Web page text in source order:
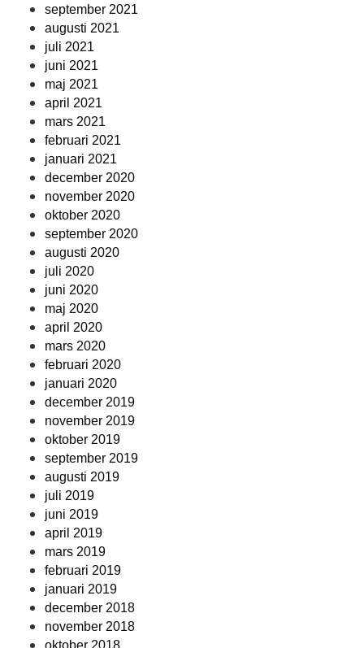
september 2021
augusti 2021
juli 2021
juni 2021
maj 2021
april 2021
mars 2021
februari 2021
januari 2021
december 2020
november 2020
oktober 2020
september 2020
augusti 2020
juli 2020
juni 2020
maj 2020
april 2020
mars 2020
februari 2020
januari 2020
december 2019
november 2019
oktober 2019
september 2019
augusti 2019
juli 2019
juni 2019
april 2019
mars 2019
februari 2019
januari 2019
december 2018
november 2018